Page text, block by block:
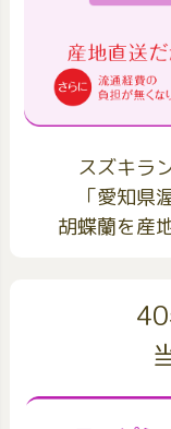
スズキラ
「愛知県
胡蝶蘭を産